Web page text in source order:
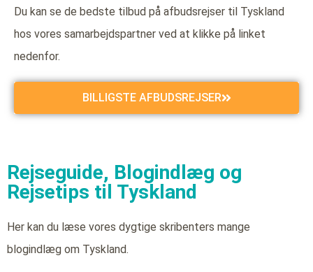
Du kan se de bedste tilbud på afbudsrejser til Tyskland
hos vores samarbejdspartner ved at klikke på linket
nedenfor.
BILLIGSTE AFBUDSREJSER
Rejseguide, Blogindlæg og
Rejsetips til Tyskland
Her kan du læse vores dygtige skribenters mange
blogindlæg om Tyskland.